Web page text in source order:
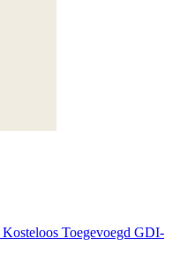
Kosteloos Toegevoegd GDI-